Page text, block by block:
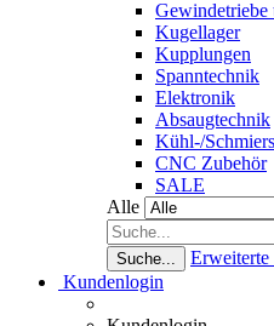
Gewindetriebe
Kugellager
Kupplungen
Spanntechnik
Elektronik
Absaugtechnik
Kühl-/
CNC Zubehör
SALE
Alle
Suche...
Erweiterte
Kundenlogin